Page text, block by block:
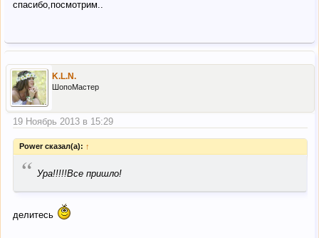
спасибо,посмотрим..
K.L.N.
ШопоМастер
19 Ноябрь 2013 в 15:29
Power сказал(а): ↑
“ Ура!!!!!Все пришло!
делитесь